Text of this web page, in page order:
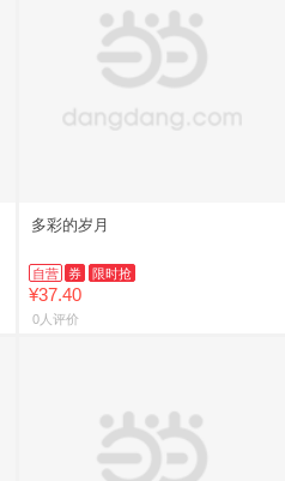
多彩的岁月
自营 券 限时抢
¥37.40
0人评价